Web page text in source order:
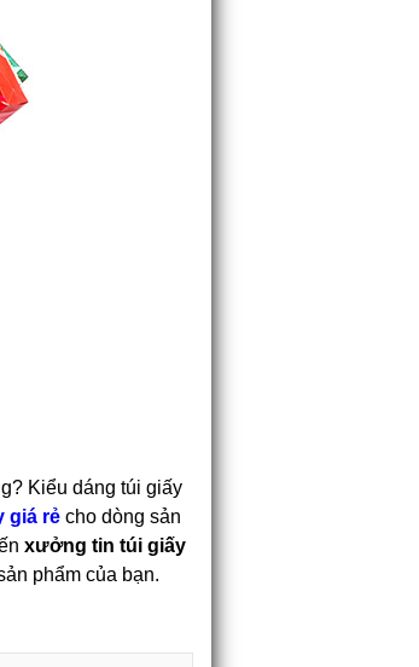
Kiểu dáng túi giấy
giá rẻ cho dòng sản
xưởng tin túi giấy
phẩm của bạn.